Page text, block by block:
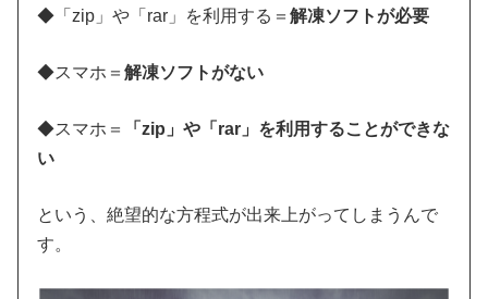
◆「zip」や「rar」を利用する＝解凍ソフトが必要
◆スマホ＝解凍ソフトがない
◆スマホ＝
「zip」や「rar」を利用することができな
い
という、絶望的な方程式が出来上がってしまうんで
す。